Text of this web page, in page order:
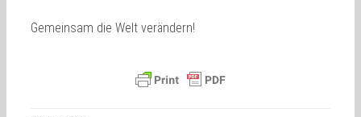
Gemeinsam die Welt verändern!